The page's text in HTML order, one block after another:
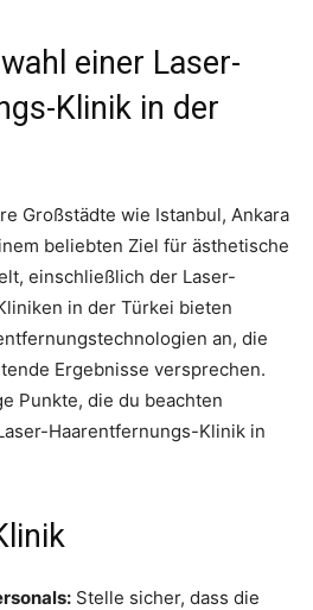
einer Laser-
Klinik in der
Großstädte wie Istanbul, Ankara
beliebten Ziel für ästhetische
einschließlich der Laser-
in der Türkei bieten
an, die
Ergebnisse versprechen.
Punkte, die du beachten
Haarentfernungs-Klinik in
Stelle sicher, dass die